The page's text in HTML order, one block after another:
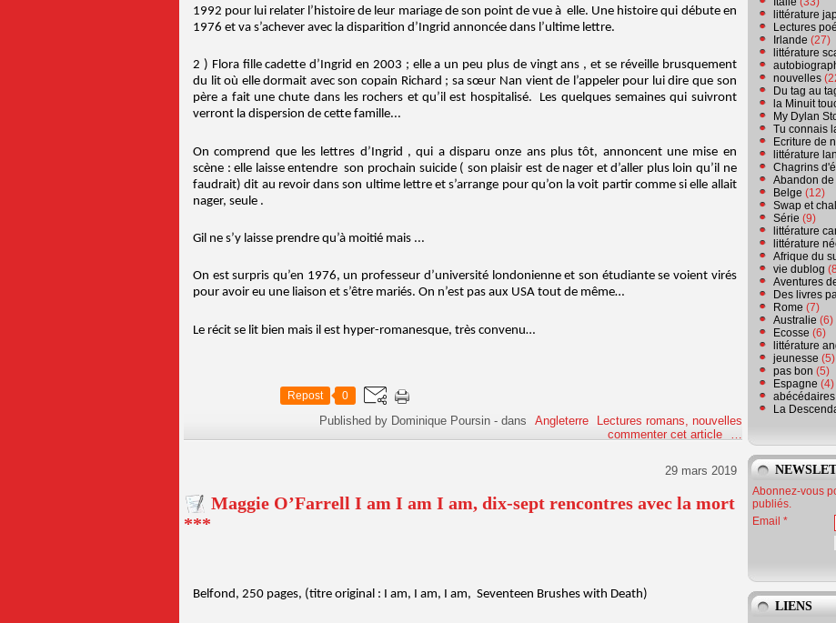
1992 pour lui relater l’histoire de leur mariage de son point de vue à elle. Une histoire qui débute en
1976 et va s’achever avec la disparition d’Ingrid annoncée dans l’ultime lettre.
2 ) Flora fille cadette d’Ingrid en 2003 ; elle a un peu plus de vingt ans , et se réveille brusquement
du lit où elle dormait avec son copain Richard ; sa sœur Nan vient de l’appeler pour lui dire que son
père a fait une chute dans les rochers et qu’il est hospitalisé. Les quelques semaines qui suivront
verront la dispersion de cette famille...
On comprend que les lettres d’Ingrid , qui a disparu onze ans plus tôt, annoncent une mise en
scène : elle laisse entendre son prochain suicide ( son plaisir est de nager et d’aller plus loin qu’il ne
faudrait) dit au revoir dans son ultime lettre et s’arrange pour qu’on la voit partir comme si elle allait
nager, seule .
Gil ne s’y laisse prendre qu’à moitié mais ...
On est surpris qu’en 1976, un professeur d’université londonienne et son étudiante se voient virés
pour avoir eu une liaison et s’être mariés. On n’est pas aux USA tout de même…
Le récit se lit bien mais il est hyper-romanesque, très convenu…
Repost 0
Published by Dominique Poursin -dans Angleterre
Lectures romans, nouvelles
commenter cet article
29 mars 2019
Maggie O’Farrell I am I am I am, dix-sept rencontres avec la mort
***
Belfond, 250 pages, (titre original : I am, I am, I am, Seventeen Brushes with Death)
littérature
Lectures
Irlande (27)
littérature
nouvelles
Du tag au
la Minuit
My Dylan
Tu connais
Ecriture de
littérature
Chagrins
Abandon
Belge (12)
Swap et
Série (9)
littérature
littérature
Afrique du
vie dublog
Aventures
Des livres
Rome (7)
Australie (6)
Ecosse (6)
littérature
jeunesse (5)
pas bon (5)
Espagne (4)
abécédaires
La
Abonnez-vous
publiés.
Email
LIENS